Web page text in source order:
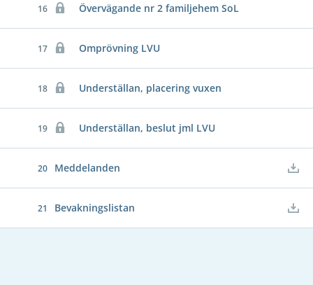
16 Övervägande nr 2 familjehem SoL
17 Omprövning LVU
18 Underställan, placering vuxen
19 Underställan, beslut jml LVU
20 Meddelanden
21 Bevakningslistan